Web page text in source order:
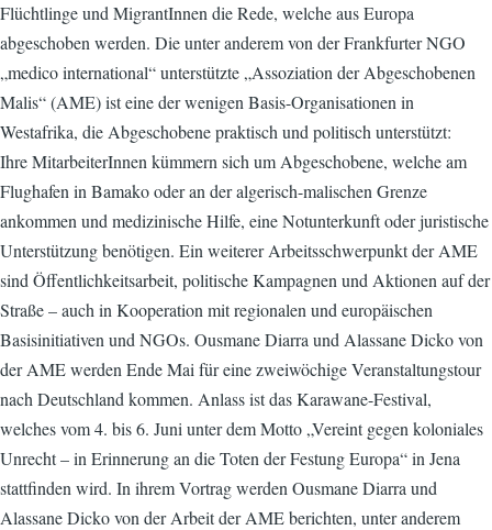
Flüchtlinge und MigrantInnen die Rede, welche aus Europa
abgeschoben werden. Die unter anderem von der Frankfurter NGO
„medico international“ unterstützte „Assoziation der Abgeschobenen
Malis“ (AME) ist eine der wenigen Basis-Organisationen in
Westafrika, die Abgeschobene praktisch und politisch unterstützt:
Ihre MitarbeiterInnen kümmern sich um Abgeschobene, welche am
Flughafen in Bamako oder an der algerisch-malischen Grenze
ankommen und medizinische Hilfe, eine Notunterkunft oder juristische
Unterstützung benötigen. Ein weiterer Arbeitsschwerpunkt der AME
sind Öffentlichkeitsarbeit, politische Kampagnen und Aktionen auf der
Straße – auch in Kooperation mit regionalen und europäischen
Basisinitiativen und NGOs. Ousmane Diarra und Alassane Dicko von
der AME werden Ende Mai für eine zweiwöchige Veranstaltungstour
nach Deutschland kommen. Anlass ist das Karawane-Festival,
welches vom 4. bis 6. Juni unter dem Motto „Vereint gegen koloniales
Unrecht – in Erinnerung an die Toten der Festung Europa“ in Jena
stattfinden wird. In ihrem Vortrag werden Ousmane Diarra und
Alassane Dicko von der Arbeit der AME berichten, unter anderem